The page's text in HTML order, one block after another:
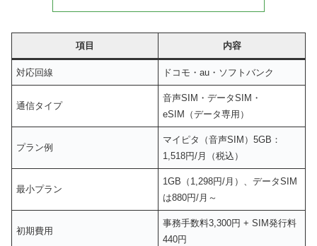
項目 内容
対応回線 ドコモ・au・ソフトバンク
通信タイプ
音声SIM・データSIM・
eSIM（データ専用）
プラン例
マイピタ（音声SIM）5GB：
1,518円/月（税込）
最小プラン
1GB（1,298円/月）、データSIM
は880円/月～
初期費用
事務手数料3,300円 + SIM発行料
440円